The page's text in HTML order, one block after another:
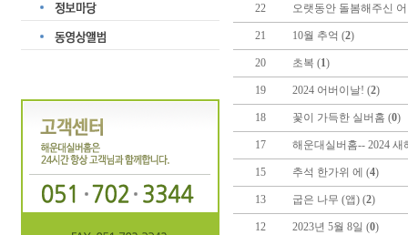
22 오랫동안 돌봄해주신
21 10월 추억 (2)
20 초복 (1)
19 2024 어버이날! (2)
18 꽃이 가득한 실버홈 (0)
17 해운대실버홈-- 2024 새
15 추석 한가위 에 (4)
13 굽은 나무 (앱) (2)
12 2023년 5월 8일 (0)